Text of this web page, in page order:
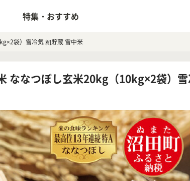
特集・おすすめ
袋）雪冷気 籾貯蔵 雪中米
ななつぼし玄米20kg（10kg×2袋）